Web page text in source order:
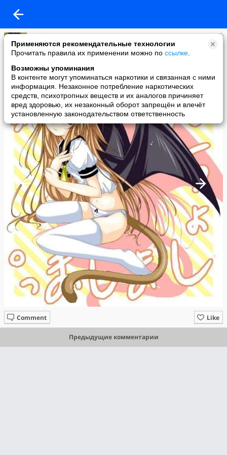
Применяются рекомендательные технологии
Прочитать правила их применении можно по ссылке
Возможны упоминания
В контенте могут упоминаться наркотики и связанная с ними
информация. Незаконное потребление наркотических
средств, психотропных веществ и их аналогов причиняет
вред здоровью, их незаконный оборот запрещён и влечёт
установленную законодательством ответственность
AnnVi
added a photo
19 Apr в 18:51
Like
Comment
Предыдущие комментарии